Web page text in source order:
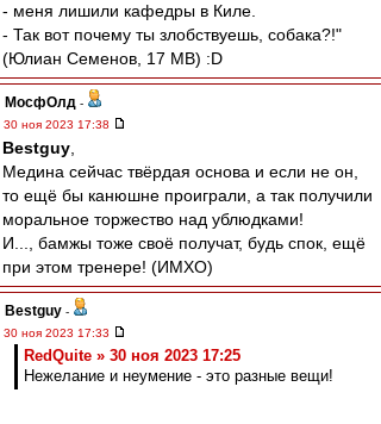
- меня лишили кафедры в Киле.
- Так вот почему ты злобствуешь, собака?!"
(Юлиан Семенов, 17 МВ) :D
МосфОлд -
30 ноя 2023 17:38
Bestguy
Медина сейчас твёрдая основа и если не он,
то ещё бы канюшне проиграли, а так получили
моральное торжество над ублюдками!
И..., бамжы тоже своё получат, будь спок, ещё
при этом тренере! (ИМХО)
Bestguy -
30 ноя 2023 17:33
RedQuite » 30 ноя 2023 17:25
Нежелание и неумение - это разные вещи!